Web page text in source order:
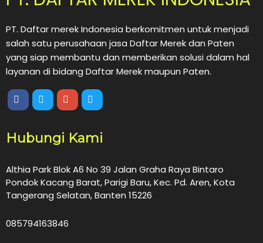
PT. Daftar merek Indonesia berkomitmen untuk menjadi
salah satu perusahaan jasa Daftar Merek dan Paten
yang siap membantu dan memberikan solusi dalam hal
layanan di bidang Daftar Merek maupun Paten.
Hubungi Kami
Althia Park Blok A6 No 39 Jalan Graha Raya Bintaro
Pondok Kacang Barat, Parigi Baru, Kec. Pd. Aren, Kota
Tangerang Selatan, Banten 15226
085794163846